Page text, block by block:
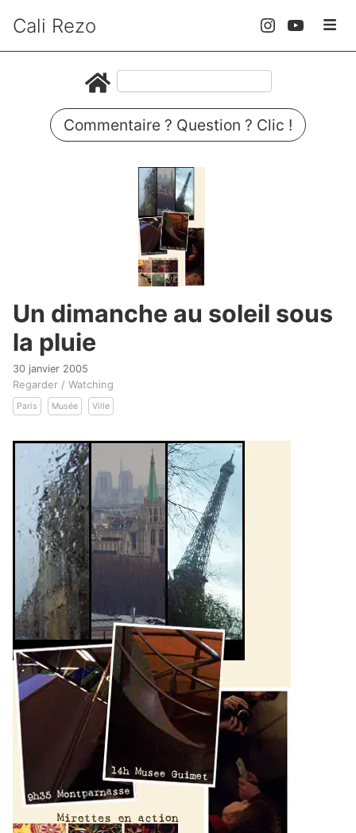
Cali Rezo
Commentaire ? Question ? Clic !
Un dimanche au soleil sous
la pluie
30 janvier 2005
Regarder / Watching
Paris Musée Ville